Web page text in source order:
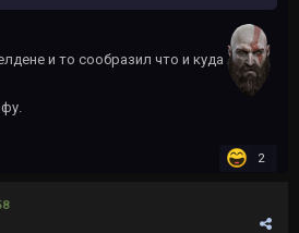
и то сообразил что и куда
2